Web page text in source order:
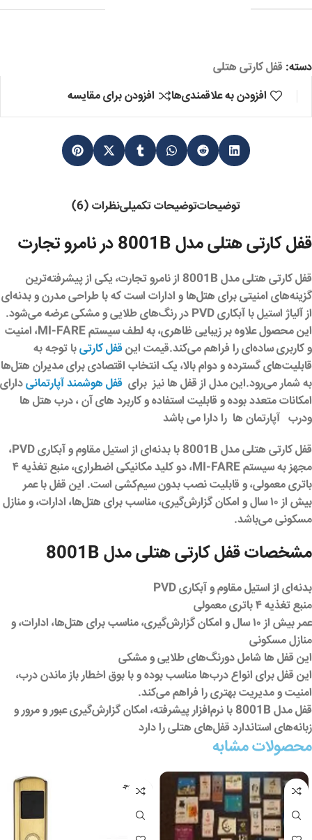
دسته: قفل کارتی هتلی
افزودن به علاقمندی‌ها
افزودن برای مقایسه
توضیحاتتوضیحات تکمیلینظرات (6)
قفل کارتی هتلی مدل 8001B در نامرو تجارت
قفل کارتی هتلی مدل 8001B ازنامرو تجارت، یکی از پیشرفته‌ترین
گزینه‌های امنیتی برای هتل‌ها و ادارات است که با طراحی مدرن و بدنه‌ای
از آلیاژ استیل با آبکاری PVD در رنگ‌های طلایی و مشکی عرضه می‌شود.
این محصول علاوه بر زیبایی ظاهری، به لطف سیستم MI-FARE، امنیت
و کاربری ساده‌ای را فراهم می‌کند.قیمت اینقفل کارتیبا توجه به
قابلیت‌های گسترده و دوام بالا، یک انتخاب اقتصادی برای مدیران هتل‌ها
به شمار می‌رود.این مدل از قفل ها نیز برای قفل هوشمند آپارتمانیدارای
امکانات متعدد بوده و قابلیت استفاده و کاربرد های آن ، درب هتل ها
ودرب آپارتمان ها را دارا می باشد
قفل کارتی هتلی مدل 8001B
با بدنه‌ای از استیل مقاوم و آبکاری PVD،
مجهز به سیستم MI-FARE، دو کلید مکانیکی اضطراری، منبع تغذیه ۴
باتری معمولی، و قابلیت نصب بدون سیم‌کشی است. این قفل با عمر
بیش از ۱۰ سال و امکان گزارش‌گیری، مناسب برای هتل‌ها، ادارات، و منازل
مسکونی می‌باشد.
مشخصات قفل کارتی هتلی مدل 8001B
بدنه‌ای از استیل مقاوم و آبکاری PVD
منبع تغذیه ۴ باتری معمولی
عمر بیش از ۱۰ سال و امکان گزارش‌گیری، مناسب برای هتل‌ها، ادارات، و
منازل مسکونی
این قفل ها شامل دورنگ‌های طلایی و مشکی
این قفل برای انواع درب‌ها مناسب بوده و با بوق اخطار باز ماندن درب،
امنیت و مدیریت بهتری را فراهم می‌کند.
قفل مدل 8001B با نرم‌افزار پیشرفته، امکان گزارش‌گیری عبور و مرور و
زبانه‌های استاندارد قفل‌های هتلی را دارد
محصولات مشابه
عدم موج
ودی